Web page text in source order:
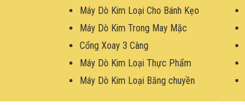
Máy Dò Kim Loại Cho Bánh Kẹo
Máy Dò Kim Trong May Mặc
Cổng Xoay 3 Càng
Máy Dò Kim Loại Thực Phẩm
Máy Dò Kim Loại Băng chuyền